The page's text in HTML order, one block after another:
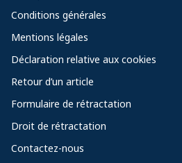
Conditions générales
Mentions légales
Déclaration relative aux cookies
Retour d’un article
Formulaire de rétractation
Droit de rétractation
Contactez-nous